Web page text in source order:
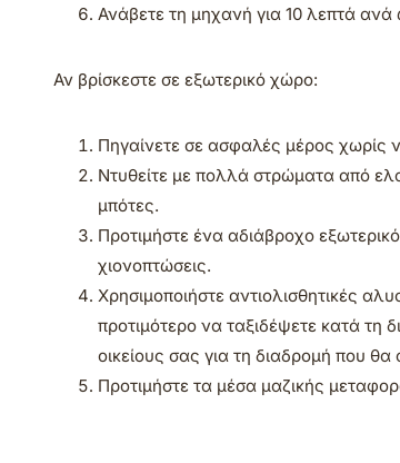
Ανάβετε τη μηχανή για 10 λεπτά ανά
Αν βρίσκεστε σε εξωτερικό χώρο:
Πηγαίνετε σε ασφαλές μέρος χωρίς
Ντυθείτε με πολλά στρώματα από
μπότες.
Προτιμήστε ένα αδιάβροχο
χιονοπτώσεις.
Χρησιμοποιήστε αντιολισθητικές
προτιμότερο να ταξιδέψετε κατά τη
οικείους σας για τη διαδρομή που
Προτιμήστε τα μέσα μαζικής